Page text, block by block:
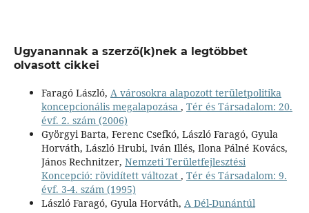
Ugyanannak a szerző(k)nek a legtöbbet
olvasott cikkei
Faragó László, A városokra alapozott területpolitika
koncepcionális megalapozása , Tér és Társadalom: 20.
évf. 2. szám (2006)
Györgyi Barta, Ferenc Csefkó, László Faragó, Gyula
Horváth, László Hrubi, Iván Illés, Ilona Pálné Kovács,
János Rechnitzer, Nemzeti Területfejlesztési
Koncepció: rövidített változat , Tér és Társadalom: 9.
évf. 3-4. szám (1995)
László Faragó, Gyula Horváth, A Dél-Dunántúl